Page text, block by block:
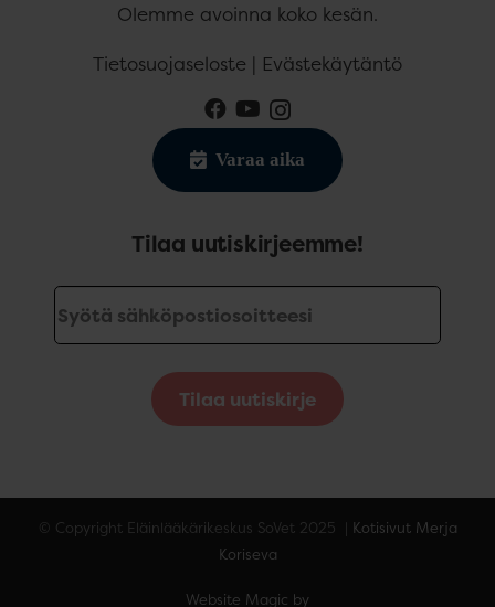
Olemme avoinna koko kesän.
Tietosuojaseloste | Evästekäytäntö
Varaa aika
Tilaa uutiskirjeemme!
Tilaa uutiskirje
© Copyright Eläinlääkärikeskus SoVet 2025 | Kotisivut Merja
Koriseva
Website Magic by